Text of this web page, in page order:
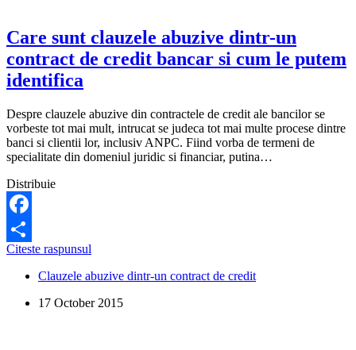
Care sunt clauzele abuzive dintr-un
contract de credit bancar si cum le putem
identifica
Despre clauzele abuzive din contractele de credit ale bancilor se
vorbeste tot mai mult, intrucat se judeca tot mai multe procese dintre
banci si clientii lor, inclusiv ANPC. Fiind vorba de termeni de
specialitate din domeniul juridic si financiar, putina…
Distribuie
Facebook
Share
Citeste raspunsul
clauzele
dintr-
Clauzele abuzive dintr-un contract de credit
17 October 2015